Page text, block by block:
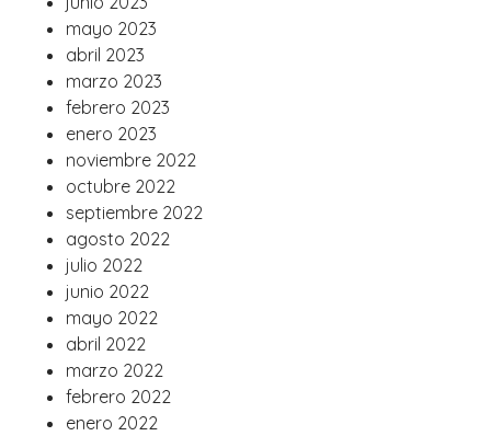
mayo 2023
abril 2023
marzo 2023
febrero 2023
enero 2023
noviembre 2022
octubre 2022
septiembre 2022
agosto 2022
julio 2022
junio 2022
mayo 2022
abril 2022
marzo 2022
febrero 2022
enero 2022